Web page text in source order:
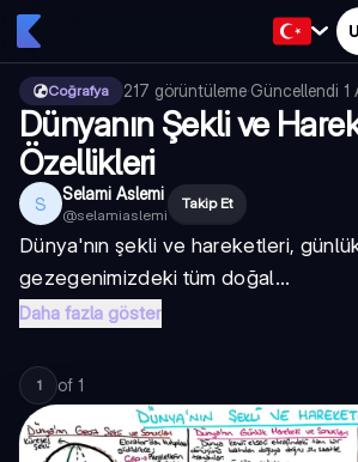
Coğrafya 217 görüntüleme·Güncellendi 1
Dünyanın Şekli ve
Özellikleri
S Selami Aslemi
@selamiaslemi
Takip Et
Dünya'nın şekli ve hareketleri, günlük
gezegenimizdeki tüm doğal...
Daha fazla göster
1 of 1